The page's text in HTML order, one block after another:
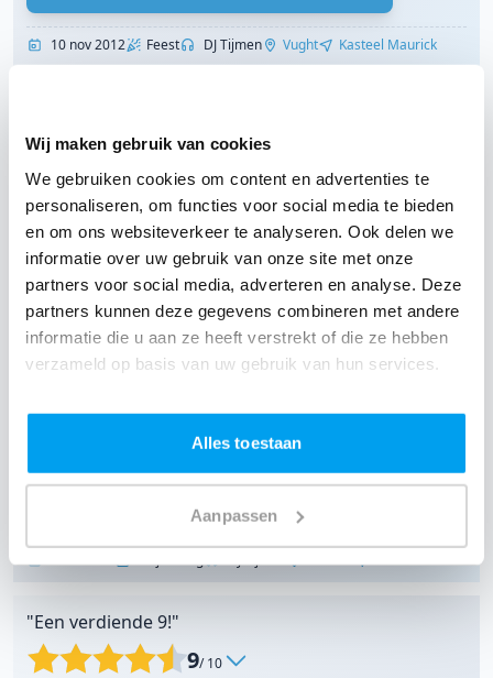
Wij maken gebruik van cookies
We gebruiken cookies om content en advertenties te
personaliseren, om functies voor social media te bieden
en om ons websiteverkeer te analyseren. Ook delen we
informatie over uw gebruik van onze site met onze
partners voor social media, adverteren en analyse. Deze
partners kunnen deze gegevens combineren met andere
informatie die u aan ze heeft verstrekt of die ze hebben
verzameld op basis van uw gebruik van hun services.
Alles toestaan
Aanpassen
10 nov 2012 Feest DJ Tijmen Vught Kasteel Maurick
8.7/ 10
Jullie zijn enorm snel en correct. Prima
organisatie. Het smsje op de dag van het feest
laat zien dat jullie echt om je klanten geven.
Goed werk! Alessandro
DJ Tijmen
10
Goed georganiseerd en geregeld Bedankt en
misschien tot ziens
"Een verdiende 9!"
9/ 10